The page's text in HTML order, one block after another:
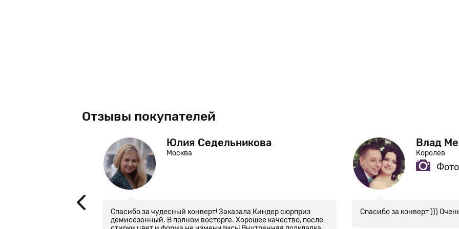
Отзывы покупателей
Юлия Седельникова
Москва
Спасибо за чудесный конверт! Заказала Киндер сюрприз
демисезонный. В полном восторге. Хорошее качество, после
Влад
Королёв
Спасибо за конверт )))